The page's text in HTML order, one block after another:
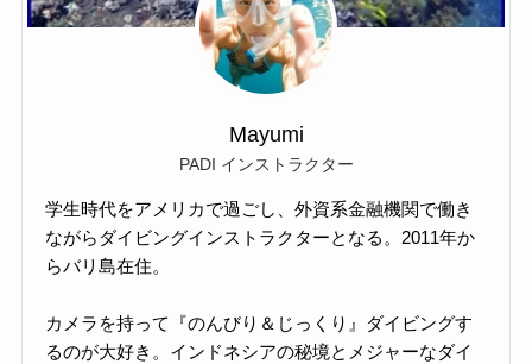
Mayumi
PADI インストラクター
学生時代をアメリカで過ごし、外資系金融機関で働き
ながらダイビングインストラクターとなる。2011年か
らバリ島在住。
カメラを持って『のんびり＆じっくり』ダイビングす
るのが大好き。インドネシアの秘境とメジャーなダイ